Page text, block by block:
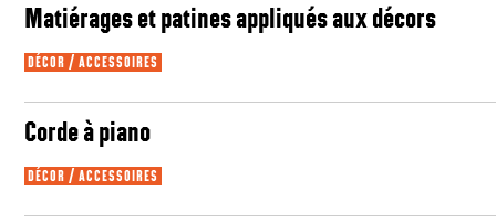
Matiérages et patines appliqués aux décors
DÉCOR / ACCESSOIRES
Corde à piano
DÉCOR / ACCESSOIRES